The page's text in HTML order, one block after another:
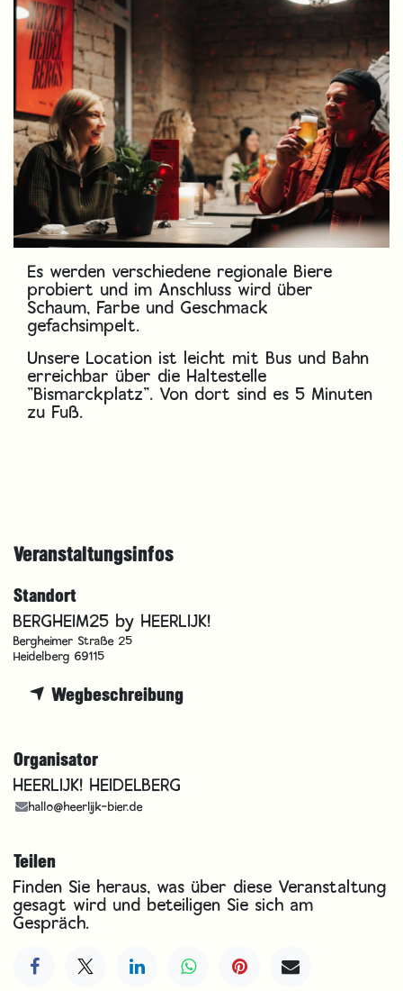
Es werden verschiedene regionale Biere
probiert und im Anschluss wird über
Schaum, Farbe und Geschmack
gefachsimpelt.
Unsere Location ist leicht mit Bus und Bahn
erreichbar über die Haltestelle
"Bismarckplatz". Von dort sind es 5 Minuten
zu Fuß.
Veranstaltungsinfos
Standort
BERGHEIM25 by HEERLIJK!
Bergheimer Straße 25
Heidelberg 69115
Wegbeschreibung
Organisator
HEERLIJK! HEIDELBERG
hallo@heerlijk-bier.de
Teilen
Finden Sie heraus, was über diese Veranstaltung
gesagt wird und beteiligen Sie sich am
Gespräch.